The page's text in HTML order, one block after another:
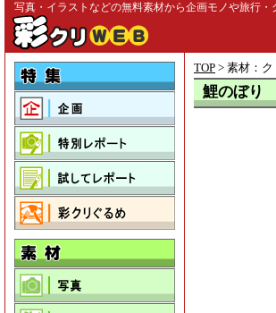
写真・イラストなどの無料素材から企画モノや旅行
TOP > 素材：ク
鯉のぼり